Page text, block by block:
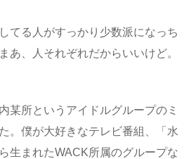
てる人がすっかり少数派になっち
あ、人それぞれだからいいけど。
某所というアイドルグループのミ
。僕が大好きなテレビ番組、「水
生まれたWACK所属のグループな